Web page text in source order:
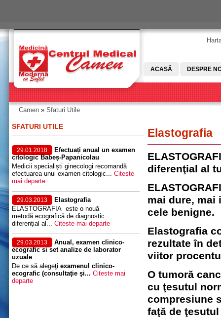
ACASĂ DESPRE
Camen » Sfaturi Utile
SFATURI UTILE
29.01.2018
Efectuați anual un examen
citologic Babeș-Papanicolau
Medicii specialiști ginecologi recomandă
efectuarea unui examen citologic... Citeste
mai departe
29.03.2013
Elastografia
ELASTOGRAFIA este o nouă
metodă ecografică de diagnostic
diferenţial al... Citeste mai departe
29.03.2013
Anual, examen clinico-
ecografic si set analize de laborator
uzuale
De ce să alegeţi examenul clinico-
ecografic (consultaţie şi... Citeste mai
departe
Elastografia
diferenţial al
mai dure, mai
cele benigne.
Elastografia
rezultate în
viitor
O tumoră
cu ţesutul
compresiune
faţă de